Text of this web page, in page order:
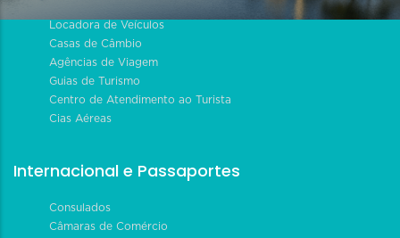
Locadora de Veículos
Casas de Câmbio
Agências de Viagem
Guias de Turismo
Centro de Atendimento ao Turista
Cias Aéreas
Internacional e Passaportes
Consulados
Câmaras de Comércio